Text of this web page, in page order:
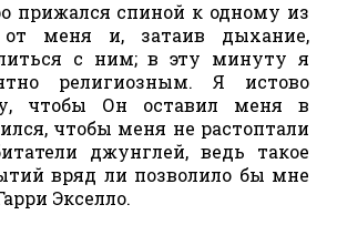
прижался спиной к одному из
от меня и, затаив дыхание,
с ним; в эту минуту я
религиозным. Я истово
чтобы Он оставил меня в
чтобы меня не растоптали
джунглей, ведь такое
вряд ли позволило бы мне
Экселло.